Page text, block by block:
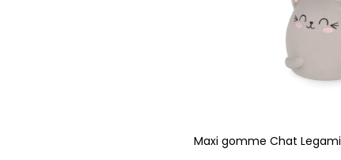
Maxi gomme Chat Legami